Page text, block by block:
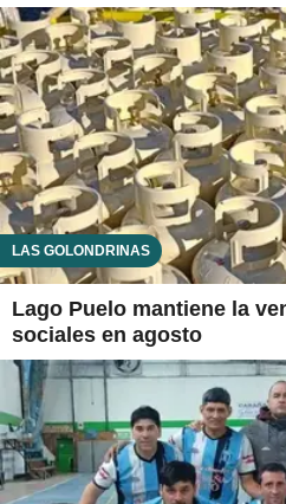
LAS GOLONDRINAS
Lago Puelo mantiene la
sociales en agosto